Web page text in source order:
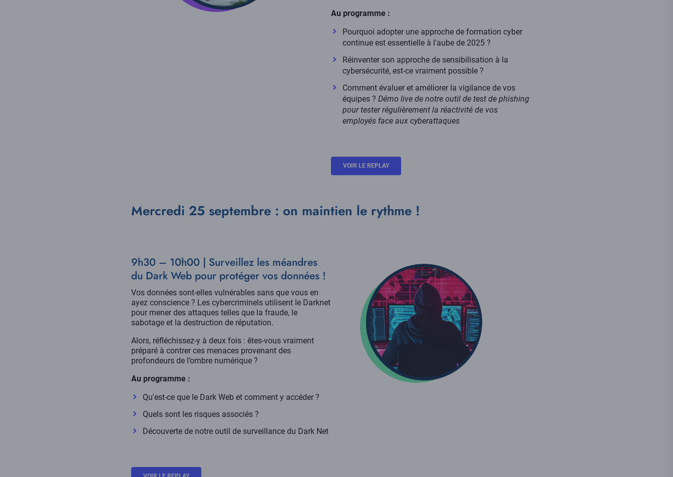
Au programme :
Pourquoi adopter une approche de formation cyber
continue est essentielle à l'aube de 2025 ?
Réinventer son approche de sensibilisation à la
cybersécurité, est-ce vraiment possible ?
Comment évaluer et améliorer la vigilance de vos
équipes ? Démo live de notre outil de test de phishing
pour tester régulièrement la réactivité de vos
employés face aux cyberattaques
VOIR LE REPLAY
Mercredi 25 septembre : on maintien le rythme !
9h30 – 10h00 | Surveillez les méandres
du Dark Web pour protéger vos données !
Vos données sont-elles vulnérables sans que vous en
ayez conscience ? Les cybercriminels utilisent le Darknet
pour mener des attaques telles que la fraude, le
sabotage et la destruction de réputation.
Alors, réfléchissez-y à deux fois : êtes-vous vraiment
préparé à contrer ces menaces provenant des
profondeurs de l’ombre numérique ?
Au programme :
Qu'est-ce que le Dark Web et comment y accéder ?
Quels sont les risques associés ?
Découverte de notre outil de surveillance du Dark Net